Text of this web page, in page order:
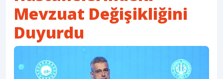
Mevzuat Değişikliğini
Duyurdu